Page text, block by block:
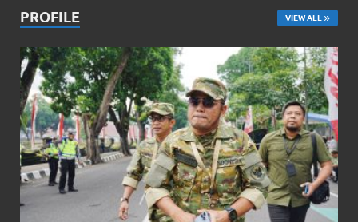
PROFILE VIEW ALL